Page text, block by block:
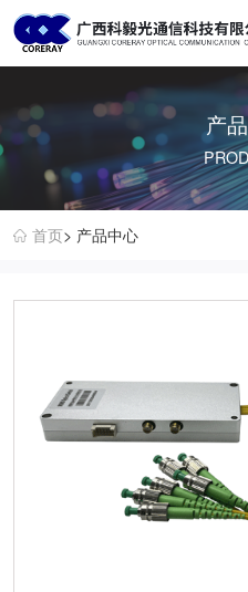
科毅光通信 - 光开关器件与设
产
首页> 产品中心